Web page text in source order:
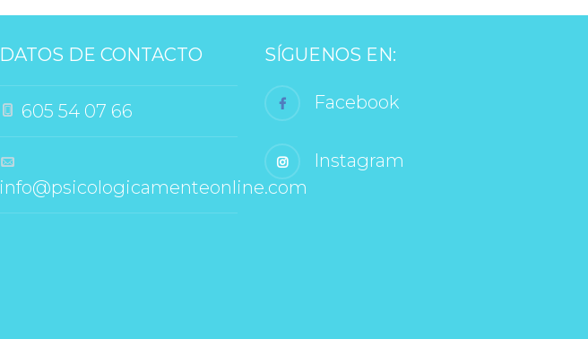
DATOS DE CONTACTO
605 54 07 66
info@psicologicamenteonline.com
SÍGUENOS EN:
Facebook
Instagram